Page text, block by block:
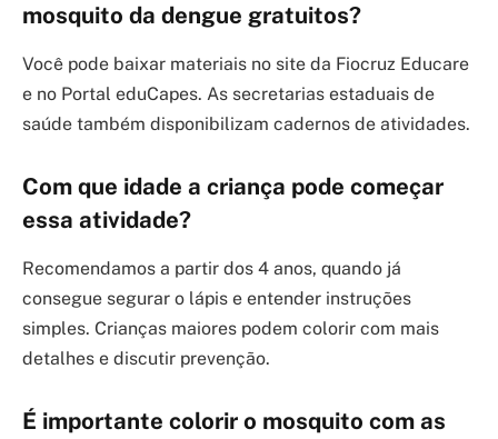
mosquito da dengue gratuitos?
Você pode baixar materiais no site da Fiocruz Educare
e no Portal eduCapes. As secretarias estaduais de
saúde também disponibilizam cadernos de atividades.
Com que idade a criança pode começar
essa atividade?
Recomendamos a partir dos 4 anos, quando já
consegue segurar o lápis e entender instruções
simples. Crianças maiores podem colorir com mais
detalhes e discutir prevenção.
É importante colorir o mosquito com as